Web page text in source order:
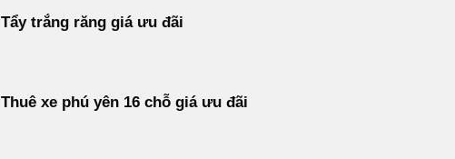
Tẩy trắng răng giá ưu đãi
Thuê xe phú yên 16 chỗ giá ưu đãi